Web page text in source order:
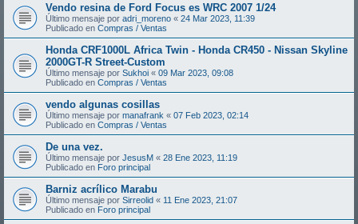
Vendo resina de Ford Focus es WRC 2007 1/24
Último mensaje por adri_moreno « 24 Mar 2023, 11:39
Publicado en Compras / Ventas
Honda CRF1000L Africa Twin - Honda CR450 - Nissan Skyline
2000GT-R Street-Custom
Último mensaje por Sukhoi « 09 Mar 2023, 09:08
Publicado en Compras / Ventas
vendo algunas cosillas
Último mensaje por manafrank « 07 Feb 2023, 02:14
Publicado en Compras / Ventas
De una vez.
Último mensaje por JesusM « 28 Ene 2023, 11:19
Publicado en Foro principal
Barniz acrílico Marabu
Último mensaje por Sirreolid « 11 Ene 2023, 21:07
Publicado en Foro principal